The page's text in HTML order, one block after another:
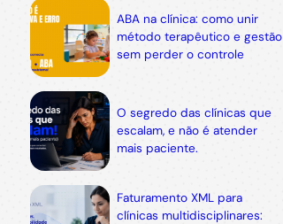
ABA na clínica: como unir
método terapêutico e gestão
sem perder o controle
O segredo das clínicas que
escalam, e não é atender
mais paciente.
Faturamento XML para
clínicas multidisciplinares: